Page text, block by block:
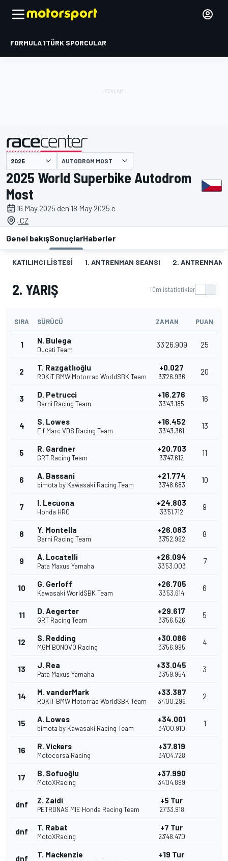
FORMULA 1TÜRK SPORCULAR
AUTODROM MOST
2025 World Superbike Autodrom
Most
16 May 2025 den 18 May 2025 e
, CZ
Genel bakışSonuçlarHaberler
KATILIMCI LISTESI 1. ANTRENMAN SEANSI 2. ANTRENMAN
2. YARIŞ Tüm istatistikler
SIRA SÜRÜCÜ ZAMAN PUAN
1 N. Bulega
Ducati Team
33'26.909 25
2 T. Razgatlıoğlu
ROKiT BMW Motorrad WorldSBK Team
+0.027
33'26.936
20
3 D. Petrucci
Barni Racing Team
+16.276
33'43.185
16
4 S. Lowes
Elf Marc VDS Racing Team
+16.452
33'43.361
13
5 R. Gardner
GRT Racing Team
+20.703
33'47.612
11
6 A. Bassani
bimota by Kawasaki Racing Team
+21.774
33'48.683
10
7 I. Lecuona
Honda HRC
+24.803
33'51.712
9
8 Y. Montella
Barni Racing Team
+26.083
33'52.992
8
9 A. Locatelli
Pata Maxus Yamaha
+26.094
33'53.003
7
10 G. Gerloff
Kawasaki WorldSBK Team
+26.705
33'53.614
6
11 D. Aegerter
GRT Racing Team
+29.617
33'56.526
5
12 S. Redding
MGM BONOVO Racing
+30.086
33'56.995
4
13 J. Rea
Pata Maxus Yamaha
+33.045
33'59.954
3
14 M. vanderMark
ROKiT BMW Motorrad WorldSBK Team
+33.387
34'00.296
2
15 A. Lowes
bimota by Kawasaki Racing Team
+34.001
34'00.910
1
16 R. Vickers
Motocorsa Racing
+37.819
34'04.728
17 B. Sofuoğlu
MotoXRacing
+37.990
34'04.899
dnf Z. Zaidi
PETRONAS MIE Honda Racing Team
+5 Tur
27'33.918
dnf T. Rabat
MotoXRacing
+7 Tur
23'48.470
dnf T. Mackenzie +19 Tur